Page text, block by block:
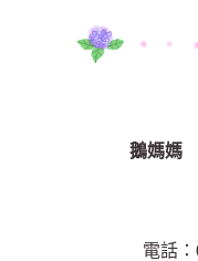
鵝媽媽
電話：